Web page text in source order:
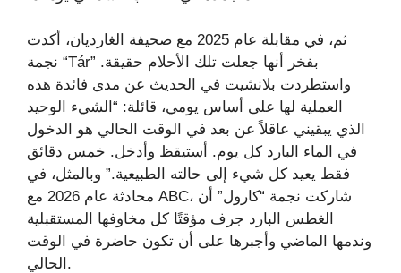
ثم، في مقابلة عام 2025 مع صحيفة الغارديان، أكدت
نجمة “Tár” بفخر أنها جعلت تلك الأحلام حقيقة.
واستطردت بلانشيت في الحديث عن مدى فائدة هذه
العملية لها على أساس يومي، قائلة: “الشيء الوحيد
الذي يبقيني عاقلاً عن بعد في الوقت الحالي هو الدخول
في الماء البارد كل يوم. أستيقظ وأدخل. خمس دقائق
فقط يعيد كل شيء إلى حالته الطبيعية.” وبالمثل، في
محادثة عام 2026 مع ABC، شاركت نجمة “كارول” أن
الغطس البارد جرف مؤقتًا كل مخاوفها المستقبلية
وندمها الماضي وأجبرها على أن تكون حاضرة في الوقت
الحالي.